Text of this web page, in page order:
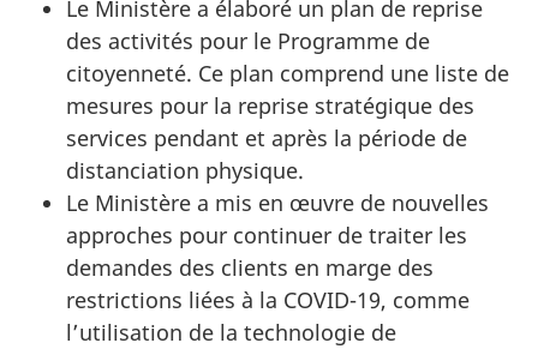
Le Ministère a élaboré un plan de reprise
des activités pour le Programme de
citoyenneté. Ce plan comprend une liste de
mesures pour la reprise stratégique des
services pendant et après la période de
distanciation physique.
Le Ministère a mis en œuvre de nouvelles
approches pour continuer de traiter les
demandes des clients en marge des
restrictions liées à la COVID-19, comme
l’utilisation de la technologie de